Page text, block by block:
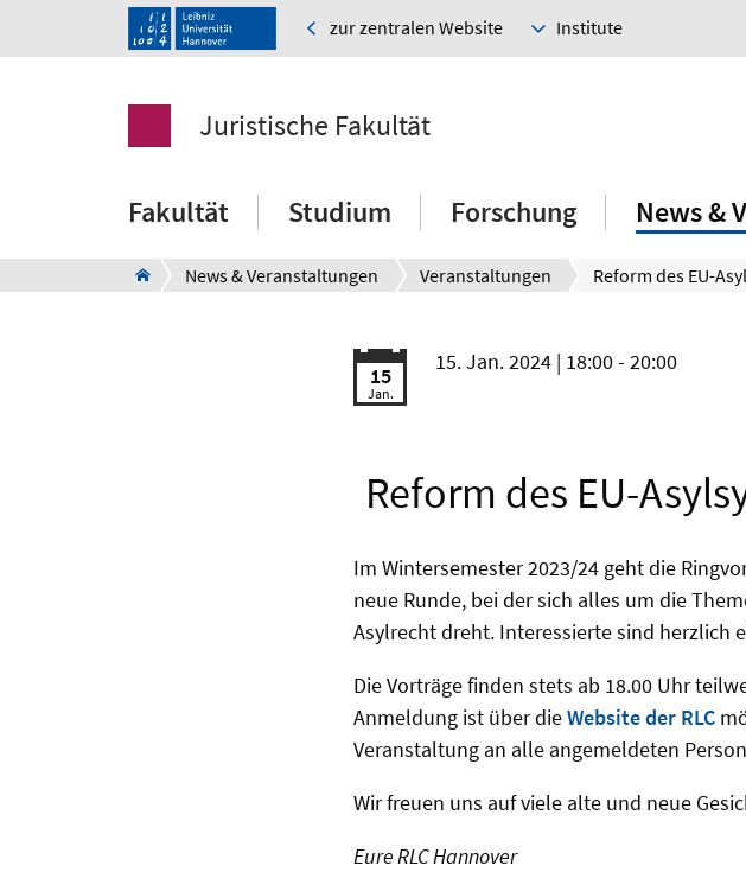
zur zentralen Website Institute
Juristische Fakultät
Fakultät Studium Forschung News &
News & Veranstaltungen Veranstaltungen
15
Jan.
15. Jan. 2024 | 18:00 - 20:00
Reform des EU-
Im Wintersemester 2023/24 geht die
neue Runde, bei der sich alles um die
Asylrecht dreht. Interessierte sind herzlich
Die Vorträge finden stets ab 18.00 Uhr
Anmeldung ist über dieWebsite der RLC
Veranstaltung an alle angemeldeten
Wir freuen uns auf viele alte und neue
Eure RLC Hannover